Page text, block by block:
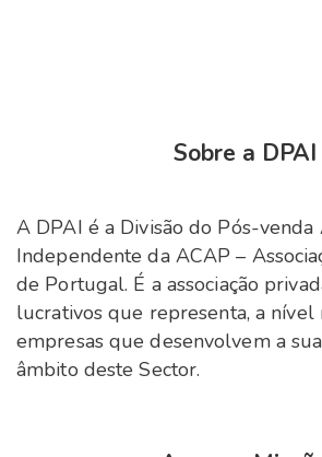
Sobre a DPAI
A DPAI é a Divisão do Pós-
Independente da ACAP –
de Portugal. É a associação
lucrativos que representa, a nível
empresas que desenvolvem a
âmbito deste Sector.